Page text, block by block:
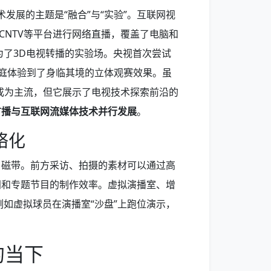
展的主题是“融合”与“实验”。互联网视
等平台进行网络直播，覆盖了电脑和
3D电视转播的实验场。央视首次尝试
体验到了身临其境的立体观赛效果。虽
主流，但它展示了电视技术探索前沿的
与互联网流媒体技术并行发展。
化
带。前方采访、拍摄的素材可以通过高
专题节目的制作效率。虚拟演播室、增
虚拟球员在演播室“沙盘”上跑位演示，
下